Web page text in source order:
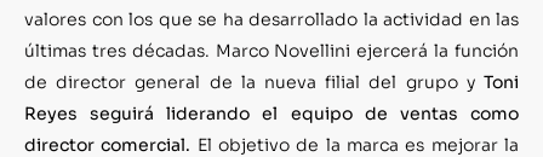
valores con los que se ha desarrollado la actividad en las
últimas tres décadas. Marco Novellini ejercerá la función
de director general de la nueva filial del grupo y Toni
Reyes seguirá liderando el equipo de ventas como
director comercial. El objetivo de la marca es mejorar la